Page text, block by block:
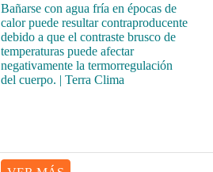
Bañarse con agua fría en épocas de
calor puede resultar contraproducente
debido a que el contraste brusco de
temperaturas puede afectar
negativamente la termorregulación
del cuerpo. | Terra Clima